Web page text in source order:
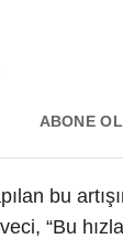
ABONE OL
bu
“Bu